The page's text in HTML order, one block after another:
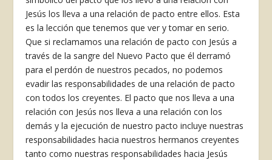
Jesús los lleva a una relación de pacto entre ellos. Esta
es la lección que tenemos que ver y tomar en serio.
Que si reclamamos una relación de pacto con Jesús a
través de la sangre del Nuevo Pacto que él derramó
para el perdón de nuestros pecados, no podemos
evadir las responsabilidades de una relación de pacto
con todos los creyentes. El pacto que nos lleva a una
relación con Jesús nos lleva a una relación con los
demás y la ejecución de nuestro pacto incluye nuestras
responsabilidades hacia nuestros hermanos creyentes
tanto como nuestras responsabilidades hacia Jesús